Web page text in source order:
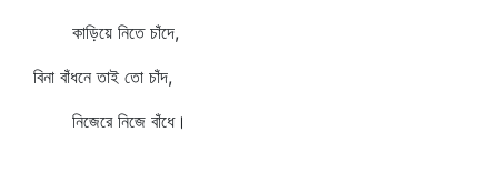
কাড়িয়ে নিতে চাঁদে,
বিনা বাঁধনে তাই তো চাঁদ,
নিজেরে নিজে বাঁধে।